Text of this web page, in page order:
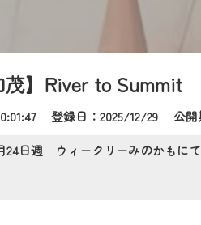
茂】River to Summit
登録日：2025/12/29公
24日週 ウィークリーみのかもに
＜メンテナンス情報＞
CCNetWebTVのリニューア
日時 9/24 9:30～16:30
ご不便をおかけいたしますが